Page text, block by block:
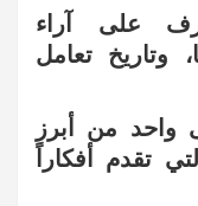
على آراء
وتاريخ تعامل
واحد من أبرز
تقدم أفكاراً